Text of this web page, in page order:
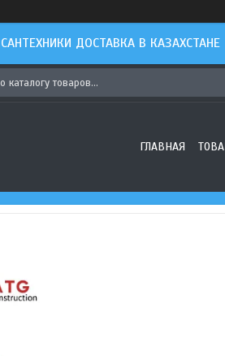
ДОСТАВКА В КАЗАХСТАНЕ
ГЛАВНАЯ